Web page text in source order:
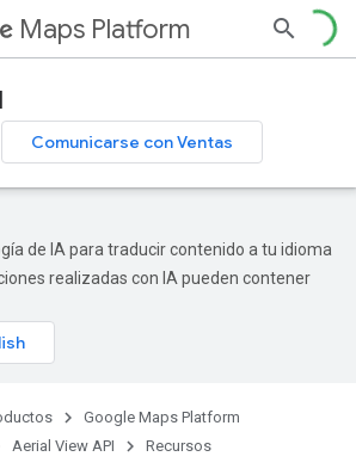
Maps Platform
Comunicarse con Ventas
de IA para traducir contenido a tu idioma
realizadas con IA pueden contener
Google Maps Platform
Aerial View API Recursos